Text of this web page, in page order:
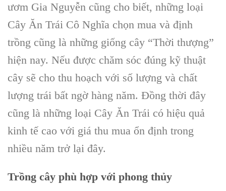
ươm Gia Nguyễn cũng cho biết, những loại
Cây Ăn Trái Cô Nghĩa chọn mua và định
trồng cũng là những giống cây “Thời thượng”
hiện nay. Nếu được chăm sóc đúng kỹ thuật
cây sẽ cho thu hoạch với số lượng và chất
lượng trái bất ngờ hàng năm. Đồng thời đây
cũng là những loại Cây Ăn Trái có hiệu quả
kinh tế cao với giá thu mua ổn định trong
nhiều năm trở lại đây.
Trồng cây phù hợp với phong thủy